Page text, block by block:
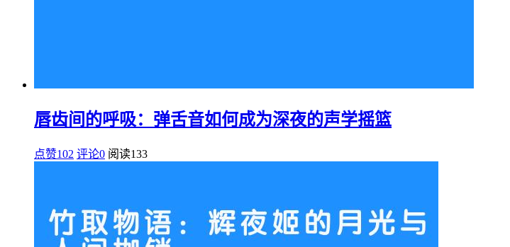
唇齿间的呼吸：弹舌音如何成为深夜的声学摇篮
点赞102 评论0 阅读133